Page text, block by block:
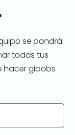
se pondrá
todas tus
hacer gibobs